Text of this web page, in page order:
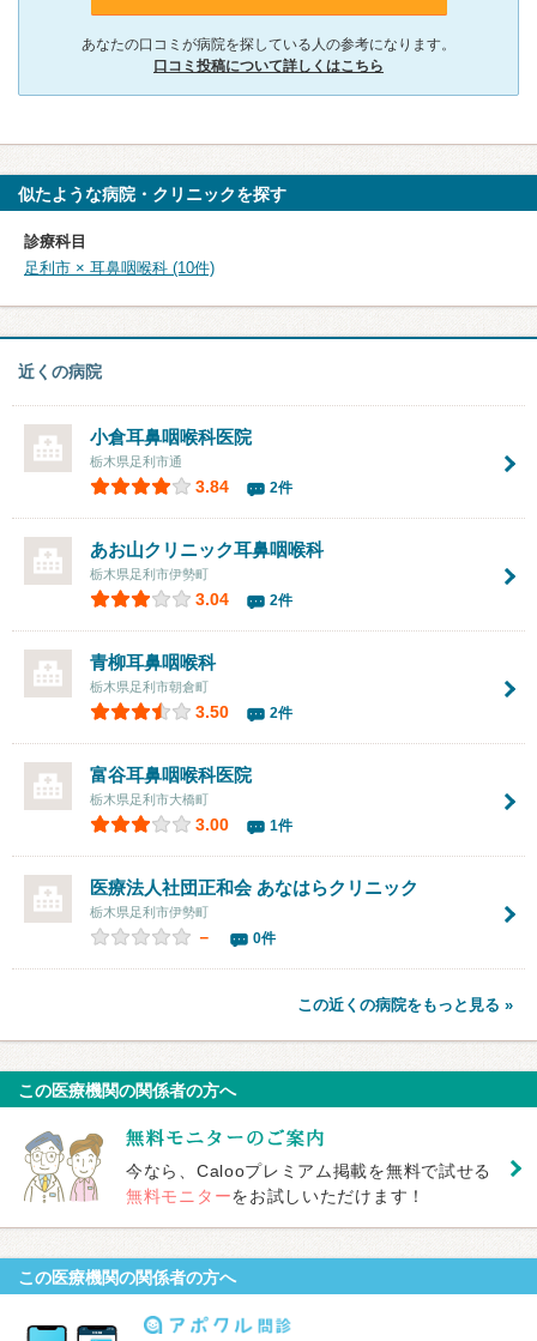
あなたの口コミが病院を探している人の参考になります。
口コミ投稿について詳しくはこちら
似たような病院・クリニックを探す
診療科目
足利市 × 耳鼻咽喉科 (10件)
近くの病院
小倉耳鼻咽喉科医院
栃木県足利市通
3.84 2件
あお山クリニック耳鼻咽喉科
栃木県足利市伊勢町
3.04 2件
青柳耳鼻咽喉科
栃木県足利市朝倉町
3.50 2件
富谷耳鼻咽喉科医院
栃木県足利市大橋町
3.00 1件
医療法人社団正和会 あなはらクリニック
栃木県足利市伊勢町
－ 0件
この近くの病院をもっと見る »
この医療機関の関係者の方へ
今なら、Calooプレミアム掲載を無料で試せる
無料モニターをお試しいただけます！
この医療機関の関係者の方へ